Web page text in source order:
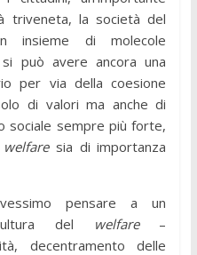
triveneta, la società del
insieme di molecole
può avere ancora una
per via della coesione
di valori ma anche di
sociale sempre più forte,
welfaresia di importanza
pensare a un
del
welfare–
decentramento delle